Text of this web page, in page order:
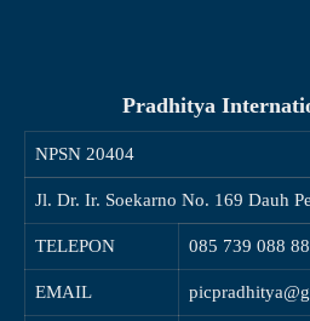
Pradhitya
NPSN 20404
Jl. Dr. Ir. Soekarno No. 169 Dauh
TELEPON 085 739 088
EMAIL